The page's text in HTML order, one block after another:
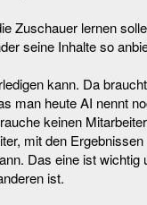
Zuschauer lernen
seine Inhalte so
kann. Da
man heute AI nennt
keinen
mit den
Das eine ist wichtig
ist.